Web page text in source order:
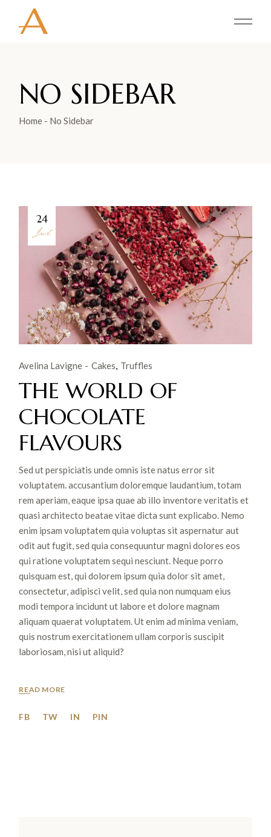
NO SIDEBAR
Home No Sidebar
24
Jul
Avelina Lavigne Cakes Truffles
THE WORLD OF
CHOCOLATE
FLAVOURS
Sed ut perspiciatis unde omnis iste natus error sit
voluptatem. accusantium doloremque laudantium, totam
rem aperiam, eaque ipsa quae ab illo inventore veritatis et
quasi architecto beatae vitae dicta sunt explicabo. Nemo
enim ipsam voluptatem quia voluptas sit aspernatur aut
odit aut fugit, sed quia consequuntur magni dolores eos
qui ratione voluptatem sequi nesciunt. Neque porro
quisquam est, qui dolorem ipsum quia dolor sit amet,
consectetur, adipisci velit, sed quia non numquam eius
modi tempora incidunt ut labore et dolore magnam
aliquam quaerat voluptatem. Ut enim ad minima veniam,
quis nostrum exercitationem ullam corporis suscipit
laboriosam, nisi ut aliquid?
READ MORE
FB TW IN PIN